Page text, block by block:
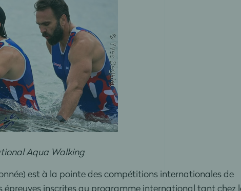
Aqua Walking
est à la pointe des compétitions internationales de
inscrites au programme international tant chez